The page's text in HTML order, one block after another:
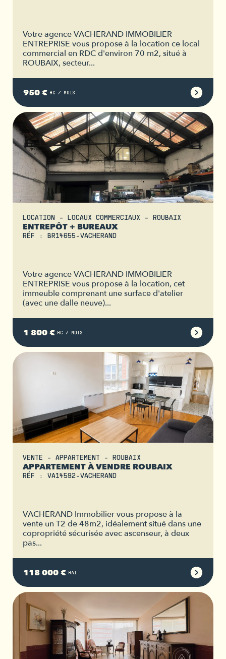
Votre agence VACHERAND IMMOBILIER
ENTREPRISE vous propose à la location ce local
commercial en RDC d'environ 70 m2, situé à
ROUBAIX, secteur...
950 € HC / MOIS
LOCATION - LOCAUX COMMERCIAUX - ROUBAIX
ENTREPÔT + BUREAUX
RÉF : BR14655-VACHERAND
Votre agence VACHERAND IMMOBILIER
ENTREPRISE vous propose à la location, cet
immeuble comprenant une surface d'atelier
(avec une dalle neuve)...
1 800 € HC / MOIS
VENTE - APPARTEMENT - ROUBAIX
APPARTEMENT À VENDRE ROUBAIX
RÉF : VA14592-VACHERAND
VACHERAND Immobilier vous propose à la
vente un T2 de 48m2, idéalement situé dans une
copropriété sécurisée avec ascenseur, à deux
pas...
118 000 € HAI